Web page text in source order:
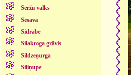
Sēržu valks
Sesava
Sidrabe
Silakroga grāvis
Sildzeņurga
Siliņupe